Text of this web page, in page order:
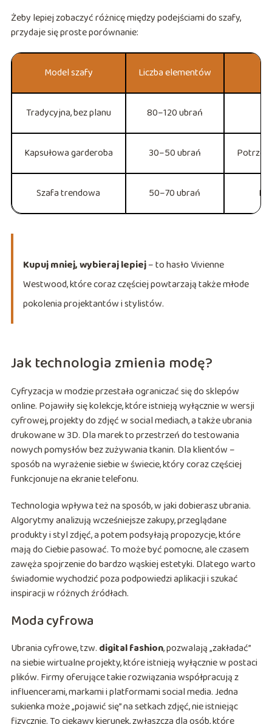
Żeby lepiej zobaczyć różnicę między podejściami do szafy,
przydaje się proste porównanie:
Model szafy Liczba elementów
Tradycyjna, bez planu 80–120 ubrań
Kapsułowa garderoba 30–50 ubrań
Szafa trendowa 50–70 ubrań
Kupuj mniej, wybieraj lepiej– to hasło Vivienne
Westwood, które coraz częściej powtarzają także młode
pokolenia projektantów i stylistów.
Jak technologia zmienia modę?
Cyfryzacja w modzie przestała ograniczać się do sklepów
online. Pojawiły się kolekcje, które istnieją wyłącznie w wersji
cyfrowej, projekty do zdjęć w social mediach, a także ubrania
drukowane w 3D. Dla marek to przestrzeń do testowania
nowych pomysłów bez zużywania tkanin. Dla klientów –
sposób na wyrażenie siebie w świecie, który coraz częściej
funkcjonuje na ekranie telefonu.
Technologia wpływa też na sposób, w jaki dobierasz ubrania.
Algorytmy analizują wcześniejsze zakupy, przeglądane
produkty i styl zdjęć, a potem podsyłają propozycje, które
mają do Ciebie pasować. To może być pomocne, ale czasem
zawęża spojrzenie do bardzo wąskiej estetyki. Dlatego warto
świadomie wychodzić poza podpowiedzi aplikacji i szukać
inspiracji w różnych źródłach.
Moda cyfrowa
Ubrania cyfrowe, tzw. digital fashion, pozwalają „zakładać”
na siebie wirtualne projekty, które istnieją wyłącznie w postaci
plików. Firmy oferujące takie rozwiązania współpracują z
influencerami, markami i platformami social media. Jedna
sukienka może „pojawić się” na setkach zdjęć, nie istniejąc